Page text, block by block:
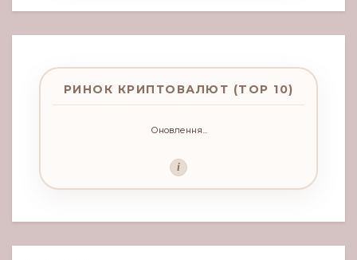
РИНОК КРИПТОВАЛЮТ (TOP 10)
Оновлення...
i